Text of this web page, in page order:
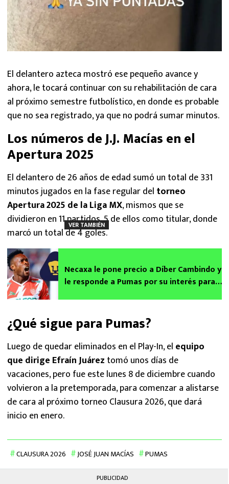
El delantero azteca mostró ese pequeño avance y
ahora, le tocará continuar con su rehabilitación de cara
al próximo semestre futbolístico, en donde es probable
que no sea registrado, ya que no podrá sumar minutos.
Los números de J.J. Macías en el
Apertura 2025
El delantero de 26 años de edad sumó un total de 331
minutos jugados en la fase regular del torneo
Apertura 2025 de la Liga MX, mismos que se
dividieron en 11 partidos, 5 de ellos como titular, donde
marcó un total de 4 goles.
VER TAMBIÉN
Necaxa le pone precio a Díber Cambindo y
le responde a Pumas por su interés para
¿Qué sigue para Pumas?
Luego de quedar eliminados en el Play-In, el equipo
que dirige Efraín Juárez tomó unos días de
vacaciones, pero fue este lunes 8 de diciembre cuando
volvieron a la pretemporada, para comenzar a alistarse
de cara al próximo torneo Clausura 2026, que dará
inicio en enero.
CLAUSURA 2026 JOSÉ JUAN MACÍAS PUMAS
PUBLICIDAD